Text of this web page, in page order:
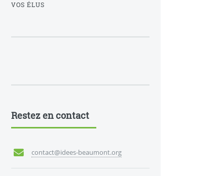
VOS ÉLUS
Restez en contact
contact@idees-beaumont.org